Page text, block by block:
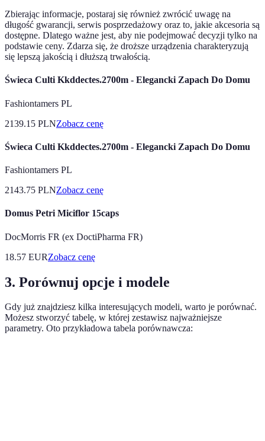
Zbierając informacje, postaraj się również zwrócić uwagę na
długość gwarancji, serwis posprzedażowy oraz to, jakie akcesoria są
dostępne. Dlatego ważne jest, aby nie podejmować decyzji tylko na
podstawie ceny. Zdarza się, że droższe urządzenia charakteryzują
się lepszą jakością i dłuższą trwałością.
Świeca Culti Kkddectes.2700m - Elegancki Zapach Do Domu
Fashiontamers PL
2139.15 PLNZobacz cenę
Świeca Culti Kkddectes.2700m - Elegancki Zapach Do Domu
Fashiontamers PL
2143.75 PLNZobacz cenę
Domus Petri Miciflor 15caps
DocMorris FR (ex DoctiPharma FR)
18.57 EURZobacz cenę
3. Porównuj opcje i modele
Gdy już znajdziesz kilka interesujących modeli, warto je porównać.
Możesz stworzyć tabelę, w której zestawisz najważniejsze
parametry. Oto przykładowa tabela porównawcza: